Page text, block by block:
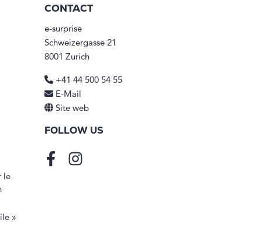
le
»
CONTACT
e-surprise
Schweizergasse 21
8001 Zurich
+41 44 500 54 55
E-Mail
Site web
FOLLOW US
FacebookInstagram